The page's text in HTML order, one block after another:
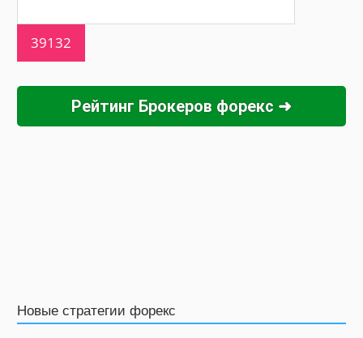
Рейтинг Брокеров форекс ➜
Новые стратегии форекс